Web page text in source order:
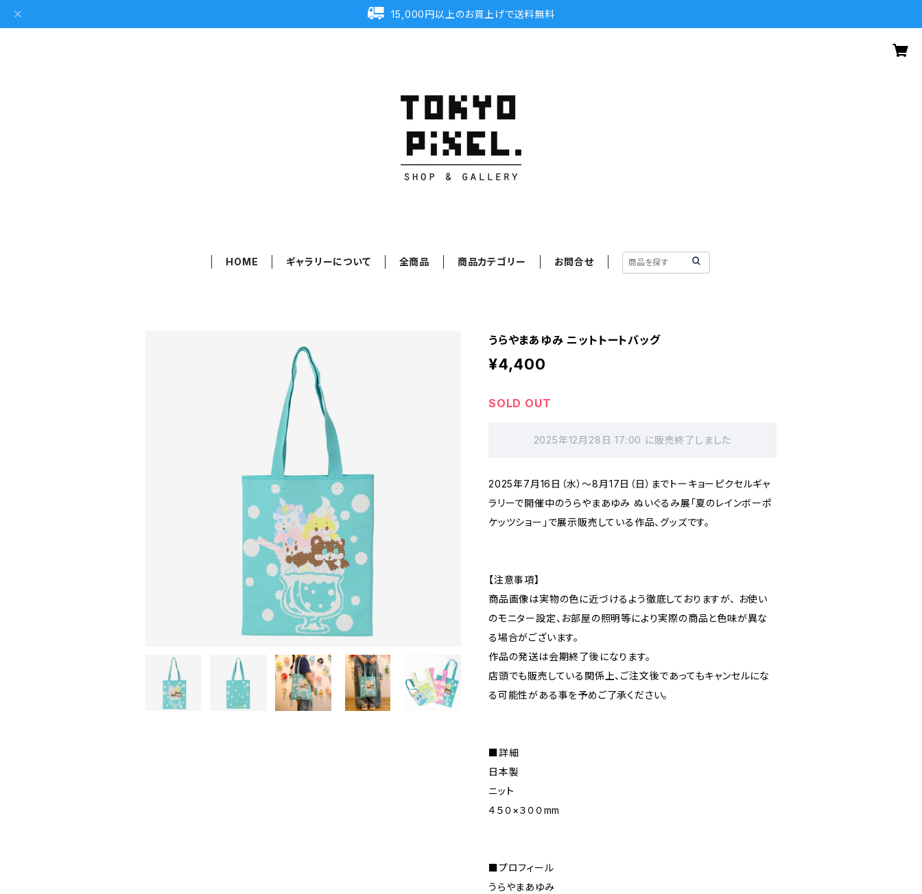
15,000円以上のお買上げで送料無料
HOME ギャラリーについて 全商品 商品カテゴリー お問合せ
うらやまあゆみ ニットトートバッグ
¥4,400
SOLD OUT
2025年12月28日 17:00 に販売終了しました
2025年7月16日（水）～8月17日（日）までトーキョーピクセルギャ
ラリーで開催中のうらやまあゆみ ぬいぐるみ展「夏のレインボーポ
ケッツショー」で展示販売している作品、グッズです。
【注意事項】
商品画像は実物の色に近づけるよう徹底しておりますが、 お使い
のモニター設定、お部屋の照明等により実際の商品と色味が異な
る場合がございます。
作品の発送は会期終了後になります。
店頭でも販売している関係上、ご注文後であってもキャンセルにな
る可能性がある事を予めご了承ください。
■詳細
日本製
ニット
４５０×３００mm
■プロフィール
うらやまあゆみ